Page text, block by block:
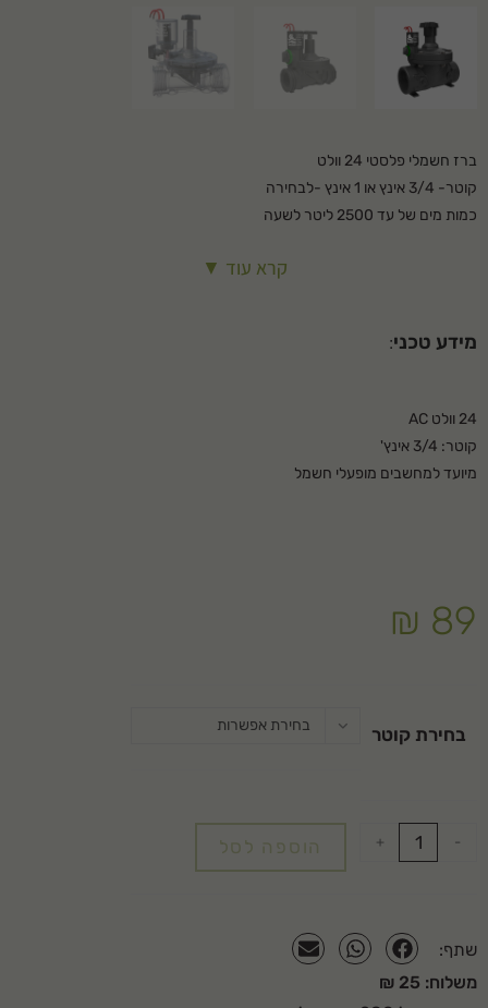
ברז חשמלי פלסטי 24 וולט
קוטר- 3/4 אינץ או 1 אינץ -לבחירה
כמות מים של עד 2500 ליטר לשעה
קרא עוד ▼
מידע טכני:
24 וולט AC
קוטר: 3/4 אינץ'
מיועד למחשבים מופעלי חשמל
₪ 89
בחירת קוטר בחירת אפשרות
-
+ הוספה לסל
שתף:
משלוח: 25 ₪